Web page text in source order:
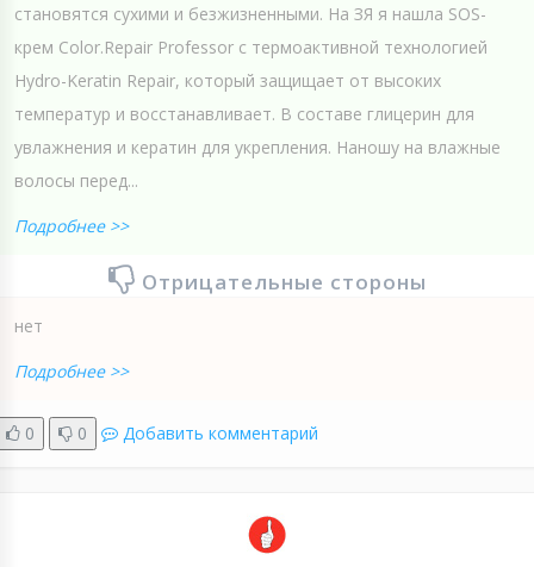
становятся сухими и безжизненными. На ЗЯ я нашла SOS-
крем Color.Repair Professor с термоактивной технологией
Hydro-Keratin Repair, который защищает от высоких
температур и восстанавливает. В составе глицерин для
увлажнения и кератин для укрепления. Наношу на влажные
волосы перед...
Подробнее >>
Отрицательные стороны
нет
Подробнее >>
0 0 Добавить комментарий